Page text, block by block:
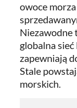
owoce
Niezawodne
globalna
zapewniają
Stale
morskich.